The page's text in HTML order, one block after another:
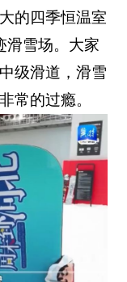
的四季恒温室
雪场。大家
级滑道，滑雪
常的过瘾。